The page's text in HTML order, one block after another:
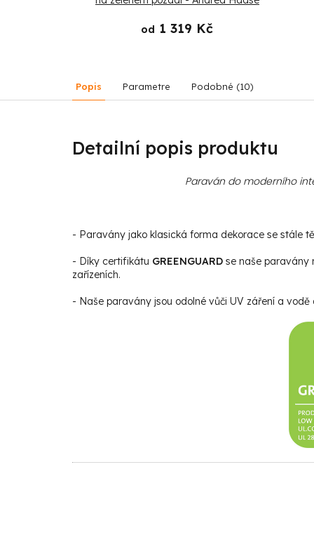
od 1 319 Kč
Popis Parametre Podobné (10)
Detailní popis produktu
Paraván do moderního
- Paravány jako klasická forma dekorace se stále
- Díky certifikátu GREENGUARD se naše paravány
zařízeních.
- Naše paravány jsou odolné vůči UV záření a